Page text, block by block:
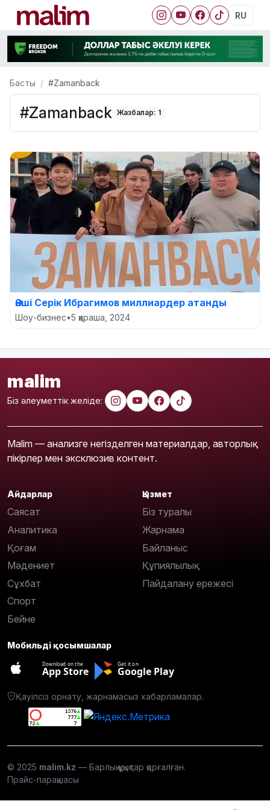
RU
Басты #Zamanback
#Zamanback Жазбалар: 1
Әнші Серік Ибрагимов миллиардер атанды
Шоу-бизнес•5 қараша, 2024
malim
Біз әлеуметтік желіде:
Malim — анализге негізделген материалдар, авторлық
пікірлер мен эксклюзив контент.
Айдарлар
Саясат
Аналитика
Қоғам
Мәдениет
Сұхбат
Спорт
Бейне
Қызмет
Біз туралы
Жарнама
Байланыс
Құпиялылық
Пайдалану ережесі
Мобильді қосымшалар
Download on the
App Store
Get it on
Google Play
Қауіпсіз орнату, жарнамасыз хабарламалар.
© 2025 malim.kz — Барлық құқықтар қорғалған.
Прайс-парақшасы